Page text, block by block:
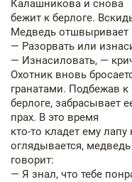
Калашникова и снова
бежит к берлоге.
Медведь отшвыривает
— Разорвать или
— Изнасиловать, —
Охотник вновь
гранатами. Подбежав к
берлоге, забрасывает
прах. В это время
кто-то кладет ему
оглядывается, медведь
говорит:
— Я знал, что тебе